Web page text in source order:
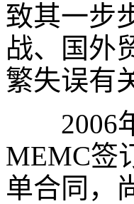
致其一步
战、国外
繁失误有
2006
MEMC签
单合同，